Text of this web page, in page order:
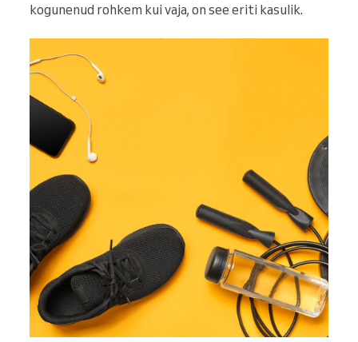
kogunenud rohkem kui vaja, on see eriti kasulik.